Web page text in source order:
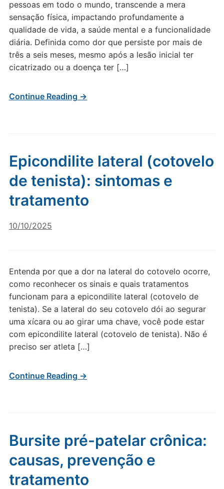
pessoas em todo o mundo, transcende a mera
sensação física, impactando profundamente a
qualidade de vida, a saúde mental e a funcionalidade
diária. Definida como dor que persiste por mais de
três a seis meses, mesmo após a lesão inicial ter
cicatrizado ou a doença ter […]
Continue Reading →
Epicondilite lateral (cotovelo
de tenista): sintomas e
tratamento
10/10/2025
Entenda por que a dor na lateral do cotovelo ocorre,
como reconhecer os sinais e quais tratamentos
funcionam para a epicondilite lateral (cotovelo de
tenista). Se a lateral do seu cotovelo dói ao segurar
uma xícara ou ao girar uma chave, você pode estar
com epicondilite lateral (cotovelo de tenista). Não é
preciso ser atleta […]
Continue Reading →
Bursite pré-patelar crônica:
causas, prevenção e
tratamento